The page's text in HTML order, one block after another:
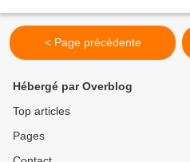
< Page précédente
Hébergé par Overblog
Top articles
Pages